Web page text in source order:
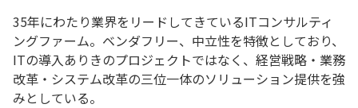
35年にわたり業界をリードしてきているITコンサルティ
ングファーム。ベンダフリー、中立性を特徴としており、
ITの導入ありきのプロジェクトではなく、経営戦略・業務
改革・システム改革の三位一体のソリューション提供を強
みとしている。